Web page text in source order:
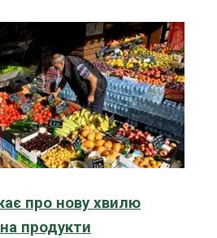
про нову хвилю
продукти